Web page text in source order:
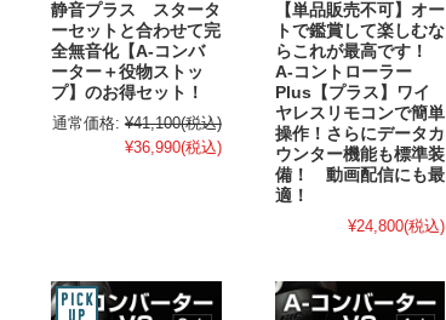
静音プラス スタータ
ーセットと合わせて完
全無音化【A-コンバ
ーター＋役物ストッ
プ】のお得セット！
通常価格: ¥41,100(税込)
¥36,990(税込)
【単品販売不可】オー
トで鑑賞して楽しむな
らこれが最高です！
A-コントローラー
Plus【プラス】ワイ
ヤレスリモコンで簡単
操作！さらにデータカ
ウンター機能も標準装
備！ 動画配信にも最
適！
¥24,800(税込)